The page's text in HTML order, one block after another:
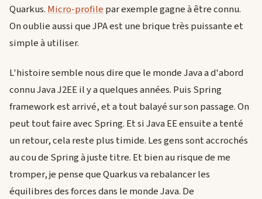
Quarkus. Micro-profile par exemple gagne à être connu.
On oublie aussi que JPA est une brique très puissante et
simple à utiliser.
L'histoire semble nous dire que le monde Java a d'abord
connu Java J2EE il y a quelques années. Puis Spring
framework est arrivé, et a tout balayé sur son passage. On
peut tout faire avec Spring. Et si Java EE ensuite a tenté
un retour, cela reste plus timide. Les gens sont accrochés
au cou de Spring à juste titre. Et bien au risque de me
tromper, je pense que Quarkus va rebalancer les
équilibres des forces dans le monde Java. De